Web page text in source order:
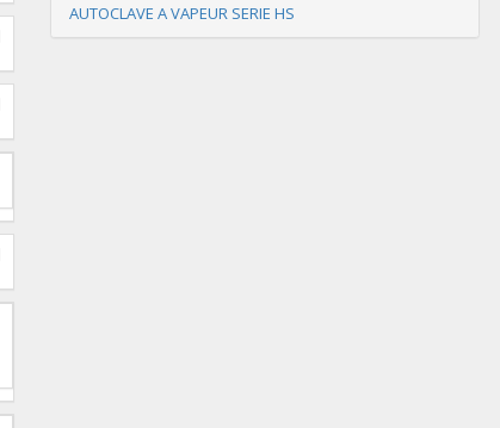
AUTOCLAVE A VAPEUR SERIE HS